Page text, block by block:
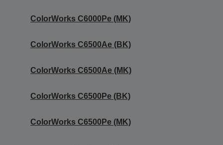
ColorWorks C6000Pe (MK)
ColorWorks C6500Ae (BK)
ColorWorks C6500Ae (MK)
ColorWorks C6500Pe (BK)
ColorWorks C6500Pe (MK)